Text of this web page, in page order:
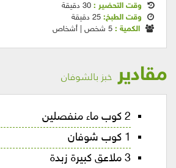
وقت التحضير : 30 دقيقة
وقت الطبخ: 25 دقيقة
الكمية : 5 شخص | أشخاص
مقادير خبز بالشوفان
2 كوب ماء منفصلين
1 كوب شوفان
3 ملاعق كبيرة زبدة